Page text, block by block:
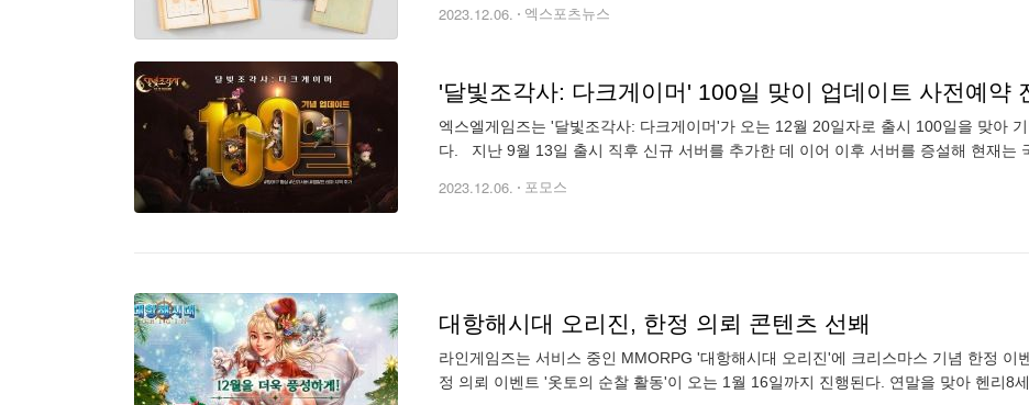
2023.12.06. 엑스포츠뉴스
'달빛조각사: 다크게이머' 100일 맞이 업데이트 사전예약
엑스엘게임즈는 '달빛조각사: 다크게이머'가 오는 12월 20일자로 출시 100일을 맞아
다. 지난 9월 13일 출시 직후 신규 서버를 추가한 데 이어 이후 서버를 증설해 현재는
2023.12.06. 포모스
대항해시대 오리진, 한정 의뢰 콘텐츠 선봬
라인게임즈는 서비스 중인 MMORPG '대항해시대 오리진'에 크리스마스 기념 한정 이
정 의뢰 이벤트 '옷토의 순찰 활동'이 오는 1월 16일까지 진행된다. 연말을 맞아 헨리8